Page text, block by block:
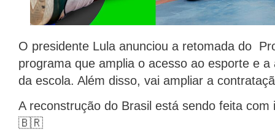
O presidente Lula anunciou a retomada do
programa que amplia o acesso ao esporte e
da escola. Além disso, vai ampliar a
A reconstrução do Brasil está sendo feita
🇧🇷